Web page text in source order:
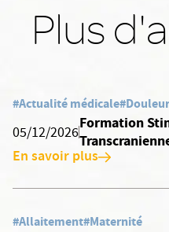
Plus
#Actualité médicale
05/12/2026
Formation
En savoir plus
#Allaitement#Maternité